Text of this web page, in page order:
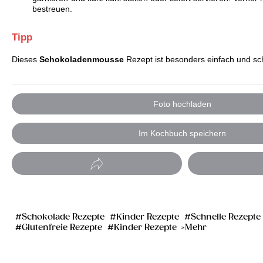
bestreuen.
Tipp
Dieses Schokoladenmousse Rezept ist besonders einfach und
Foto hochladen
Im Kochbuch speichern
Schokolade Rezepte Kinder Rezepte
Schnelle Rezepte
Glutenfreie Rezepte
Kinder Rezepte Mehr